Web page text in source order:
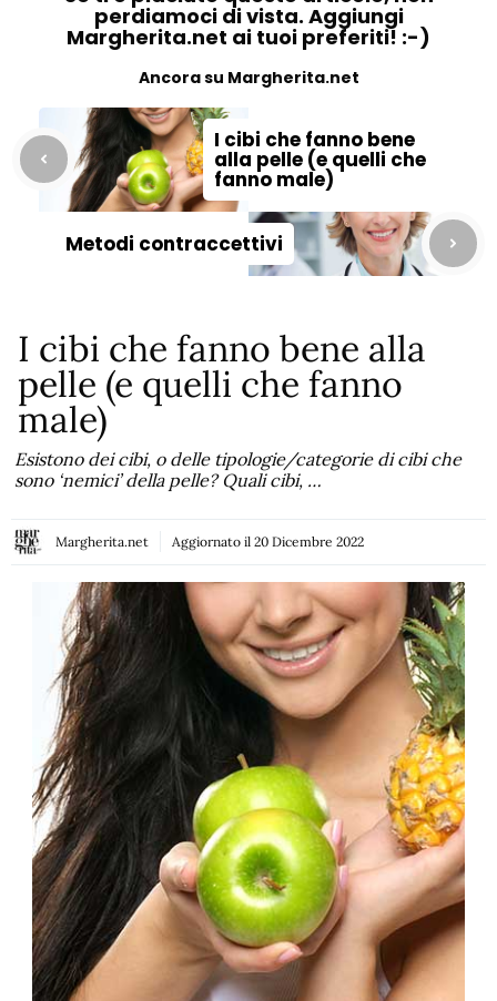
perdiamoci di vista. Aggiungi
Margherita.net ai tuoi preferiti! :-)
Ancora su Margherita.net
I cibi che fanno bene
alla pelle (e quelli che
fanno male)
Metodi contraccettivi
I cibi che fanno bene alla
pelle (e quelli che fanno
male)
Esistono dei cibi, o delle tipologie/categorie di cibi che
sono ‘nemici’ della pelle? Quali cibi, …
Margherita.net Aggiornato il 20 Dicembre 2022